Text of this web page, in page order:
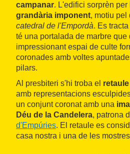
campanar. L'edifici sorprèn
grandària imponent, motiu pel
catedral de l'Empordà. Es
té una portalada de marbre que
impressionant espai de culte
coronades amb voltes
pilars.
Al presbiteri s'hi troba el
amb representacions
un conjunt coronat amb una
Déu de la Candelera, patrona
d'Empúries. El retaule es
casa nostra i una de les